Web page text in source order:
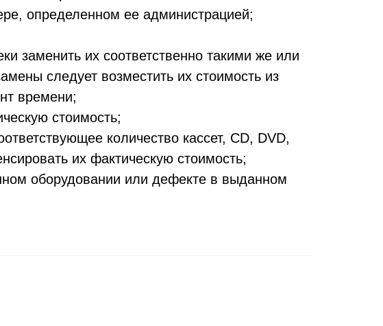
определенном ее администрацией;
заменить их соответственно такими же или
следует возместить их стоимость из
времени;
стоимость;
количество кассет, СD, DVD,
их фактическую стоимость;
оборудовании или дефекте в выданном